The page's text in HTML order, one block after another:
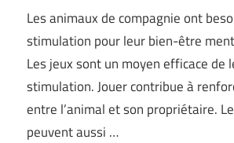
Les animaux de compagnie ont
stimulation pour leur bien-être
Les jeux sont un moyen efficace de
stimulation. Jouer contribue à
entre l’animal et son propriétaire.
peuvent aussi …